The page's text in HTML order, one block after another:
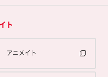
ト
アニメイト